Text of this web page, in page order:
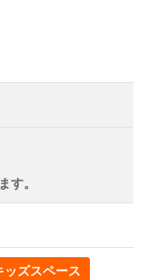
す。
ッズスペース